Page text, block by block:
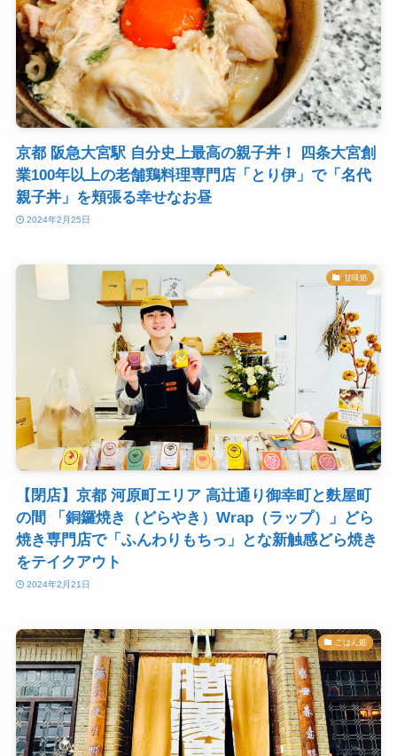
京都 阪急大宮駅 自分史上最高の親子丼！ 四条大宮創
業100年以上の老舗鶏料理専門店「とり伊」で「名代
親子丼」を頬張る幸せなお昼
2024年2月25日
甘味処
【閉店】京都 河原町エリア 高辻通り御幸町と麩屋町
の間 「銅鑼焼き（どらやき）Wrap（ラップ）」どら
焼き専門店で「ふんわりもちっ」とな新触感どら焼き
をテイクアウト
2024年2月21日
ごはん処